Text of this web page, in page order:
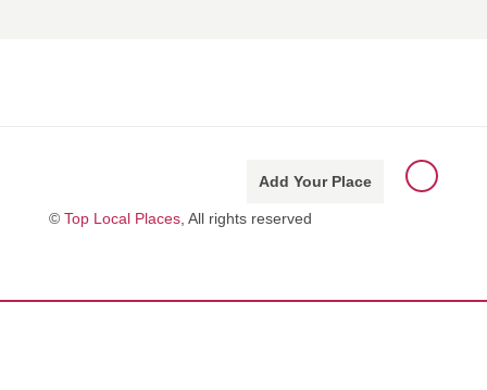
Add Your Place
© Top Local Places , All rights reserved